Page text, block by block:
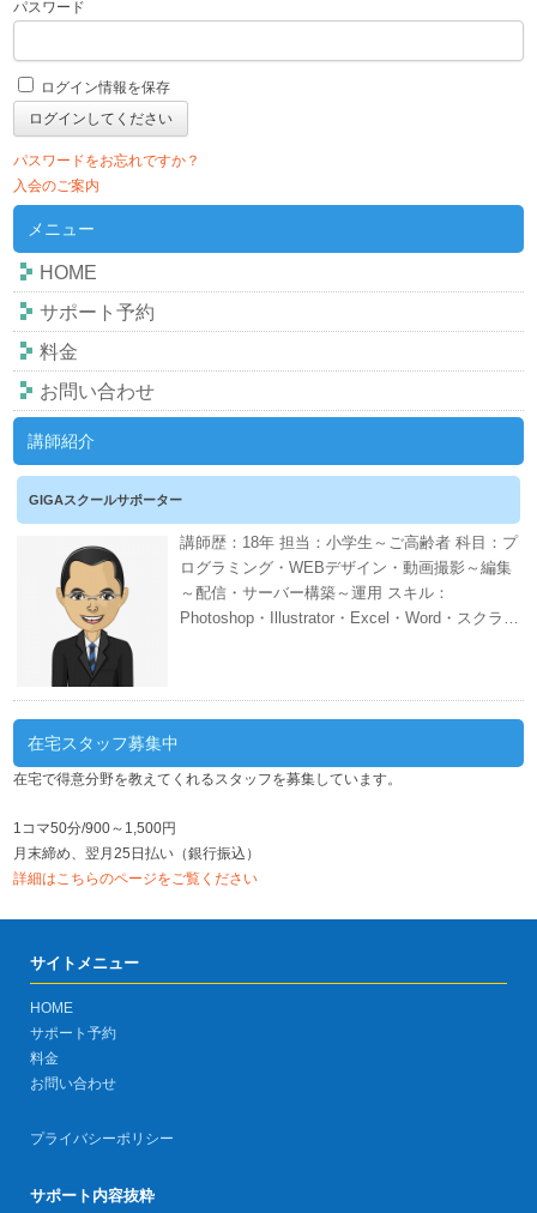
パスワード
ログイン情報を保存
パスワードをお忘れですか？
入会のご案内
メニュー
HOME
サポート予約
料金
お問い合わせ
講師紹介
GIGAスクールサポーター
講師歴：18年 担当：小学生～ご高齢者 科目：プ
ログラミング・WEBデザイン・動画撮影～編集
～配信・サーバー構築～運用 スキル：
Photoshop・Illustrator・Excel・Word・スクラッ
在宅スタッフ募集中
在宅で得意分野を教えてくれるスタッフを募集しています。
1コマ50分/900～1,500円
月末締め、翌月25日払い（銀行振込）
詳細はこちらのページをご覧ください
サイトメニュー
HOME
サポート予約
料金
お問い合わせ
プライバシーポリシー
サポート内容抜粋